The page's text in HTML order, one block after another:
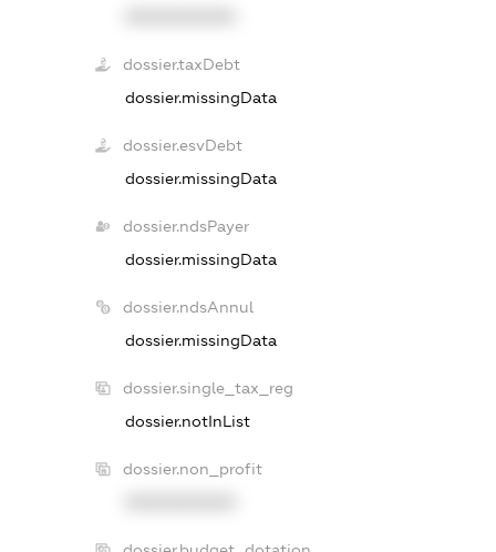
dossier.taxDebt
dossier.missingData
dossier.esvDebt
dossier.missingData
dossier.ndsPayer
dossier.missingData
dossier.ndsAnnul
dossier.missingData
dossier.single_tax_reg
dossier.notInList
dossier.non_profit